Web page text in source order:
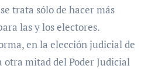
trata sólo de hacer más
las y los electores.
en la elección judicial de
otra mitad del Poder Judicial